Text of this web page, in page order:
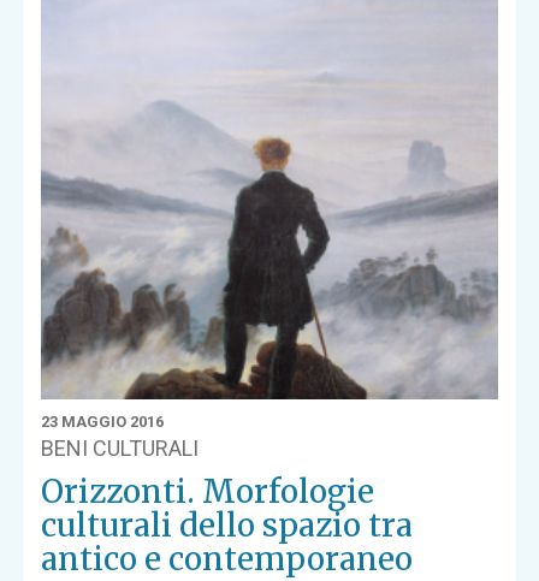
23 MAGGIO 2016
BENI CULTURALI
Orizzonti. Morfologie
culturali dello spazio tra
antico e contemporaneo